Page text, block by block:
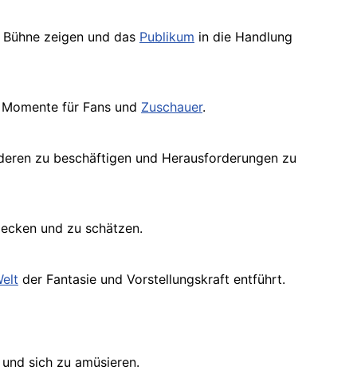
zeigen und das Publikum in die Handlung
für Fans und Zuschauer.
zu beschäftigen und Herausforderungen zu
und zu schätzen.
der Fantasie und Vorstellungskraft entführt.
und sich zu amüsieren.